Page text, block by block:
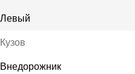
Левый
Кузов
Внедорожник